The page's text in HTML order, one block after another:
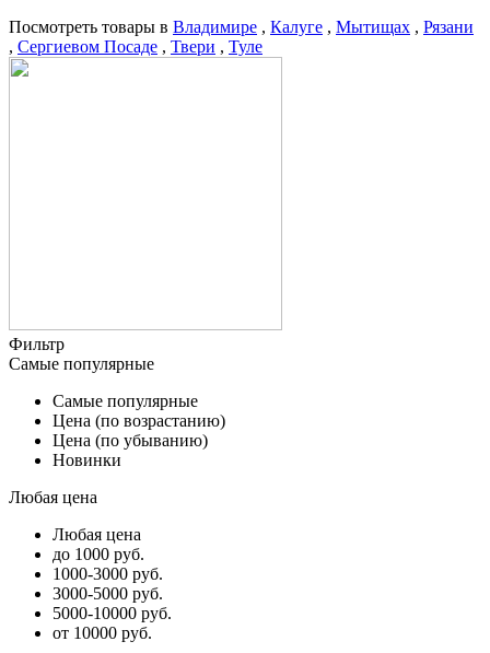
Посмотреть товары в Владимире , Калуге , Мытищах , Рязани
, Сергиевом Посаде , Твери , Туле
Фильтр
Самые популярные
Самые популярные
Цена (по возрастанию)
Цена (по убыванию)
Новинки
Любая цена
Любая цена
до 1000 руб.
1000-3000 руб.
3000-5000 руб.
5000-10000 руб.
от 10000 руб.